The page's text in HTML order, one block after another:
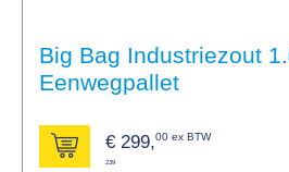
Big Bag Industriezout
Eenwegpallet
€ 299,00 ex BTW
239